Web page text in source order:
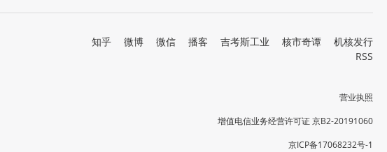
知乎 微博 微信 播客 吉考斯工业 核市奇谭
机核发行
RSS
营业执照
增值电信业务经营许可证 京B2-20191060
京ICP备17068232号-1